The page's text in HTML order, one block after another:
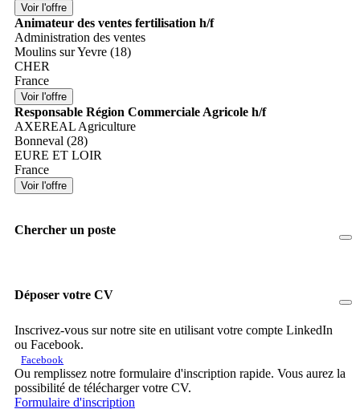
Animateur des ventes fertilisation h/f
Administration des ventes
Moulins sur Yevre (18)
CHER
France
Responsable Région Commerciale Agricole h/f
AXEREAL Agriculture
Bonneval (28)
EURE ET LOIR
France
Chercher un poste
Déposer votre CV
Inscrivez-vous sur notre site en utilisant votre compte LinkedIn
ou Facebook.
Facebook
Ou remplissez notre formulaire d'inscription rapide. Vous aurez la
possibilité de télécharger votre CV.
Formulaire d'inscription